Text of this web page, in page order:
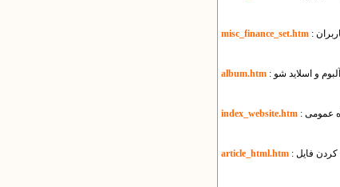
misc_finance_set.htm
album.htm و اسلاید شو
index_website.htm عمومی
article_html.htm